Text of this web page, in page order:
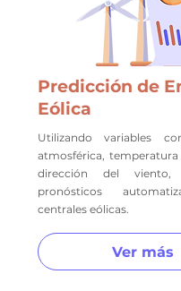
Predicción de
Eólica
Utilizando variables
atmosférica, temperatura
dirección del viento,
pronósticos
centrales eólicas.
Ver más